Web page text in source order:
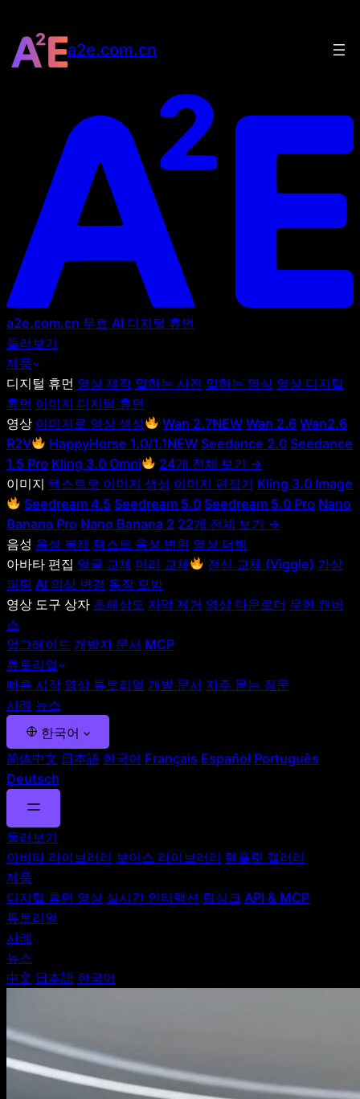
a2e.com.cn
a2e.com.cn 무료 AI 디지털 휴먼
둘러보기
제품
디지털 휴먼 영상 제작 말하는 사진 말하는 영상 영상 디지털
휴먼 이미지 디지털 휴먼
영상 이미지로 영상 생성 Wan 2.7NEW Wan 2.6 Wan2.6
R2V
HappyHorse 1.0/1.1NEW Seedance 2.0 Seedance
1.5 Pro Kling 3.0 Omni
24개 전체 보기 →
이미지 텍스트로 이미지 생성 이미지 편집기 Kling 3.0 Image
Seedream 4.5 Seedream 5.0 Seedream 5.0 Pro Nano
Banana Pro Nano Banana 2 22개 전체 보기 →
음성 음성 복제 텍스트 음성 변환 영상 더빙
아바타 편집 얼굴 교체 머리 교체 전신 교체 (Viggle) 가상
피팅 AI 의상 변경 동작 모방
영상 도구 상자 초해상도 자막 제거 영상 다운로더 무한 캔버
스
업그레이드 개발자 문서 MCP
튜토리얼
빠른 시작 영상 튜토리얼 개발 문서 자주 묻는 질문
사례 뉴스
한국어
简体中文 日本語 한국어 Français Español Português
Deutsch
둘러보기
아바타 라이브러리 보이스 라이브러리 템플릿 갤러리
제품
디지털 휴먼 영상 실시간 인터랙션 립싱크 API & MCP
튜토리얼
사례
뉴스
中文 日本語 한국어